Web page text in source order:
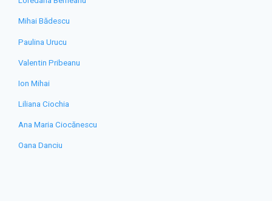
Mihai Bădescu
Paulina Urucu
Valentin Pribeanu
Ion Mihai
Liliana Ciochia
Ana Maria Ciocănescu
Oana Danciu